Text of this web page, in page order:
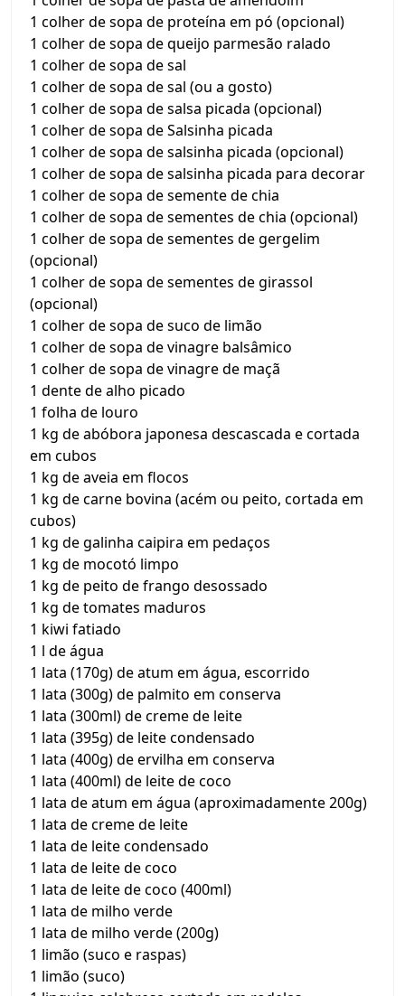
1 colher de sopa de proteína em pó (opcional)
1 colher de sopa de queijo parmesão ralado
1 colher de sopa de sal
1 colher de sopa de sal (ou a gosto)
1 colher de sopa de salsa picada (opcional)
1 colher de sopa de Salsinha picada
1 colher de sopa de salsinha picada (opcional)
1 colher de sopa de salsinha picada para decorar
1 colher de sopa de semente de chia
1 colher de sopa de sementes de chia (opcional)
1 colher de sopa de sementes de gergelim
(opcional)
1 colher de sopa de sementes de girassol
(opcional)
1 colher de sopa de suco de limão
1 colher de sopa de vinagre balsâmico
1 colher de sopa de vinagre de maçã
1 dente de alho picado
1 folha de louro
1 kg de abóbora japonesa descascada e cortada
em cubos
1 kg de aveia em flocos
1 kg de carne bovina (acém ou peito, cortada em
cubos)
1 kg de galinha caipira em pedaços
1 kg de mocotó limpo
1 kg de peito de frango desossado
1 kg de tomates maduros
1 kiwi fatiado
1 l de água
1 lata (170g) de atum em água, escorrido
1 lata (300g) de palmito em conserva
1 lata (300ml) de creme de leite
1 lata (395g) de leite condensado
1 lata (400g) de ervilha em conserva
1 lata (400ml) de leite de coco
1 lata de atum em água (aproximadamente 200g)
1 lata de creme de leite
1 lata de leite condensado
1 lata de leite de coco
1 lata de leite de coco (400ml)
1 lata de milho verde
1 lata de milho verde (200g)
1 limão (suco e raspas)
1 limão (suco)